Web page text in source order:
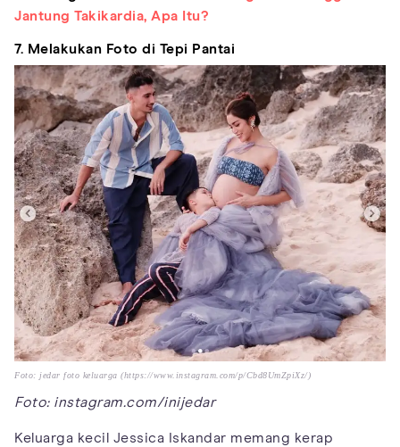
Jantung Takikardia, Apa Itu?
7. Melakukan Foto di Tepi Pantai
Foto: jedar foto keluarga (https://www.instagram.com/p/Cbd8UmZpiXz/)
Foto: instagram.com/inijedar
Keluarga kecil Jessica Iskandar memang kerap